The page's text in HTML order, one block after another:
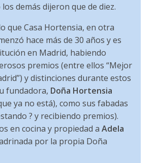
demás dijeron que de diez.
que Casa Hortensia, en otra
hace más de 30 años y es
en Madrid, habiendo
premios (entre ellos “Mejor
y distinciones durante estos
fundadora, Doña Hortensia
ya no está), como sus fabadas
? y recibiendo premios).
en cocina y propiedad aAdela
por la propia Doña